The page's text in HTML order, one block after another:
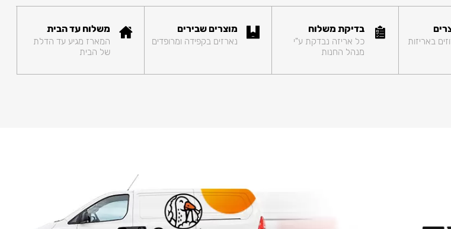
באריזות
בדיקת משלוח
כל אריזה נבדקת ע"י
מנהל החנות
מוצרים שבירים
נארזים בקפידה ומרופדים
משלוח עד הבית
המארז מגיע עד הדלת
של הבית